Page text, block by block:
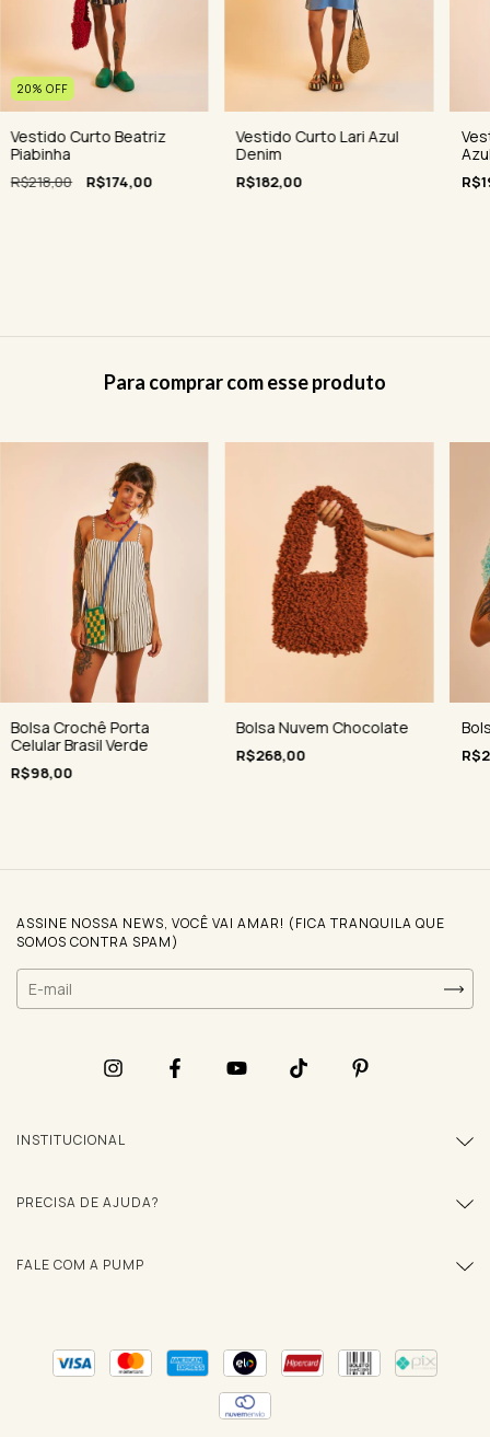
20% OFF
Vestido Curto Beatriz
Piabinha
R$218,00 R$174,00
Vestido Curto Lari Azul
Denim
R$182,00
Para comprar com esse produto
Bolsa Crochê Porta
Celular Brasil Verde
R$98,00
Bolsa Nuvem Chocolate
R$268,00
ASSINE NOSSA NEWS, VOCÊ VAI AMAR! (FICA TRANQUILA QUE
SOMOS CONTRA SPAM)
INSTITUCIONAL
PRECISA DE AJUDA?
FALE COM A PUMP